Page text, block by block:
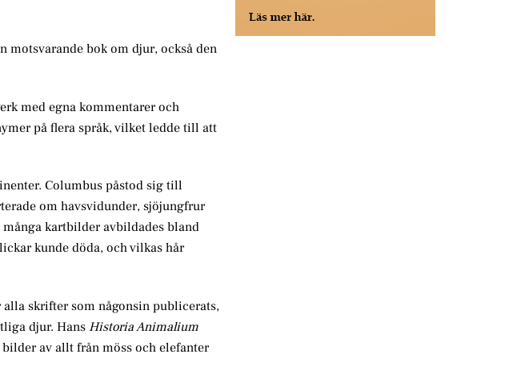
motsvarande bok om djur, också den
med egna kommentarer och
på flera språk, vilket ledde till att
Columbus påstod sig till
om havsvidunder, sjöjungfrur
många kartbilder avbildades bland
kunde döda, och vilkas hår
skrifter som någonsin publicerats,
djur. Hans Historia Animalium
av allt från möss och elefanter